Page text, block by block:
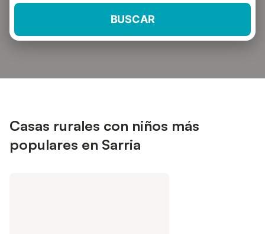
BUSCAR
Casas rurales con niños más
populares en Sarria